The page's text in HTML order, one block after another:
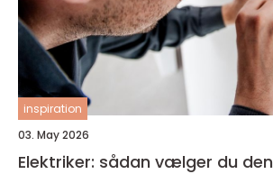
inspiration
03. May 2026
Elektriker: sådan vælger du